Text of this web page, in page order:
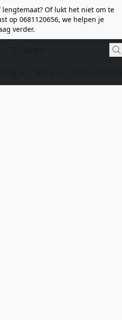
Of lukt het niet om te
op 0681120656, we helpen je
verder.